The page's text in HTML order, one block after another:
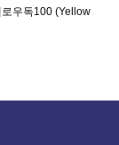
우독100 (Yellow